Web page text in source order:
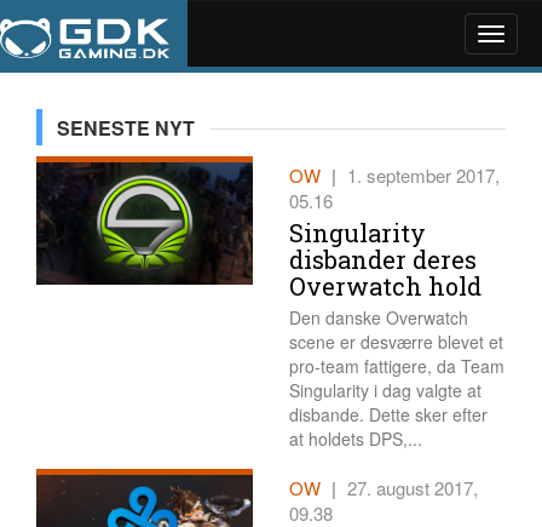
Toggle
SENESTE NYT
OW | 1. september 2017,
05.16
Singularity
disbander deres
Overwatch hold
Den danske Overwatch
scene er desværre blevet et
pro-team fattigere, da Team
Singularity i dag valgte at
disbande. Dette sker efter
at holdets DPS,...
OW | 27. august 2017,
09.38